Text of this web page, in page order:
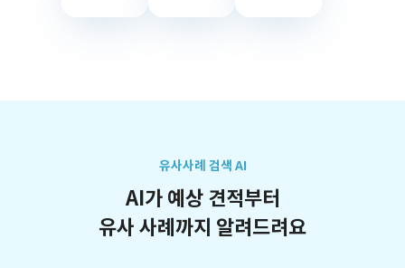
유사사례 검색 AI
AI가 예상 견적부터
유사 사례까지 알려드려요